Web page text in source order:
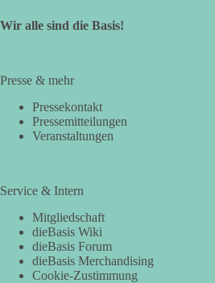
Wir alle sind die Basis!
Presse & mehr
Pressekontakt
Pressemitteilungen
Veranstaltungen
Service & Intern
Mitgliedschaft
dieBasis Wiki
dieBasis Forum
dieBasis Merchandising
Cookie-Zustimmung